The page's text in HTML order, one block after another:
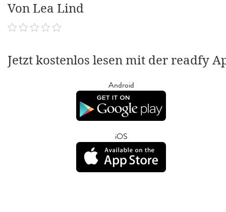
Von Lea Lind
Jetzt kostenlos lesen mit der readfy
Android
iOS